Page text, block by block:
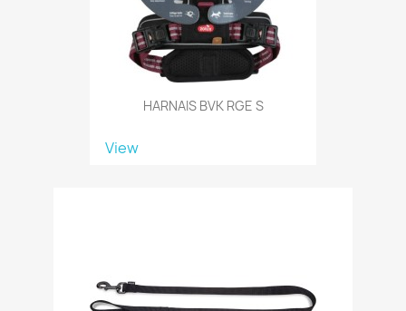
HARNAIS BVK RGE S
View